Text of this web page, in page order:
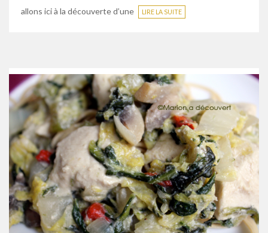
allons ici à la découverte d’une
LIRE LA SUITE